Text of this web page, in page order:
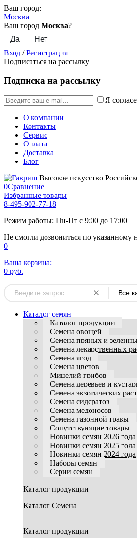
Ваш город:
Москва
Ваш город Москва?
Вход /Регистрация
Подписаться на рассылку
Подписка на рассылку
Я
О компании
Контакты
Сервис
Оплата
Доставка
Блог
Высокое искусство
0Сравнение
Избранные товары
8-495-902-77-18
Режим работы: Пн-Пт с 9:00 до 17:00
Не смогли дозвониться по указанному
0
Ваша корзина:
0 руб.
Все
Каталог семян
Каталог продукции
Семена овощей
Семена пряных и
Семена лекарственных
Семена ягод
Семена цветов
Мицелий грибов
Семена деревьев и
Семена экзотических
Семена сидератов
Семена медоносов
Семена газонной травы
Сопутствующие товары
Новинки семян 2026 года
Новинки семян 2025 года
Новинки семян 2024 года
Наборы семян
Серии семян
Каталог продукции
Каталог Семена
Каталог продукции